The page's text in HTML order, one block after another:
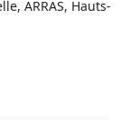
ARRAS, Hauts-